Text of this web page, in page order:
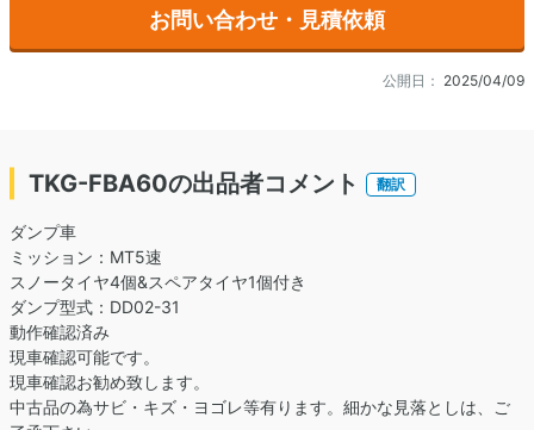
お問い合わせ・見積依頼
公開日： 2025/04/09
TKG-FBA60の出品者コメント 翻訳
ダンプ車
ミッション：MT5速
スノータイヤ4個&スペアタイヤ1個付き
ダンプ型式：DD02-31
動作確認済み
現車確認可能です。
現車確認お勧め致します。
中古品の為サビ・キズ・ヨゴレ等有ります。細かな見落としは、ご